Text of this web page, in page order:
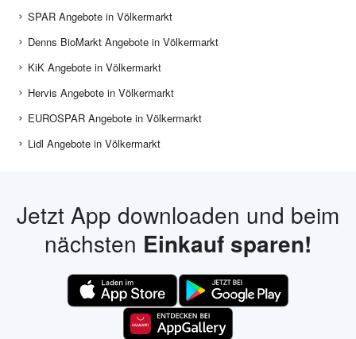
SPAR Angebote in Völkermarkt
Denns BioMarkt Angebote in Völkermarkt
KiK Angebote in Völkermarkt
Hervis Angebote in Völkermarkt
EUROSPAR Angebote in Völkermarkt
Lidl Angebote in Völkermarkt
Jetzt App downloaden und beim
nächsten Einkauf sparen!